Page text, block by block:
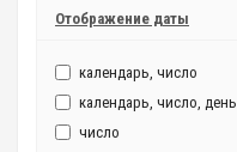
Отображение даты
календарь, число
календарь, число,
число